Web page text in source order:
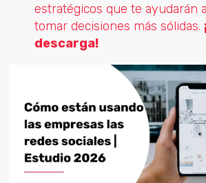
estratégicos que te ayudarán
tomar decisiones más sólidas.
descarga!